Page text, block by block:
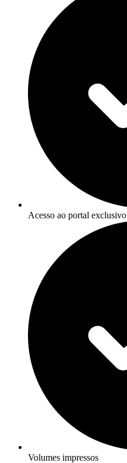
Acesso ao portal exclusivo
Volumes impressos